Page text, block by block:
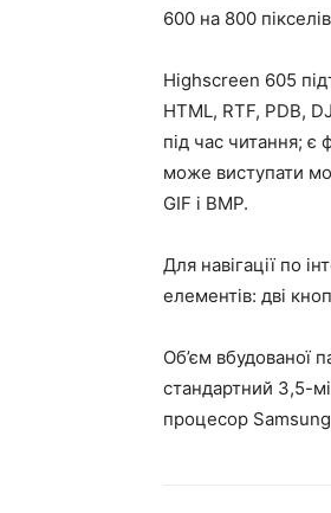
600 на 800
Highscreen 605
HTML, RTF, PDB,
під час читання; є
може виступати
GIF і BMP.
Для навігації по
елементів: дві
Об’єм вбудованої
стандартний 3,5-
процесор